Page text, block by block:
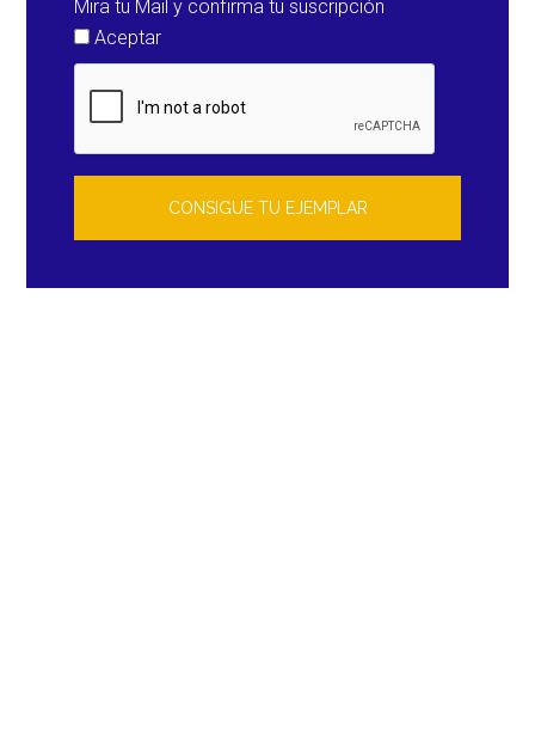
Mira tu Mail y confirma tu suscripción
Aceptar